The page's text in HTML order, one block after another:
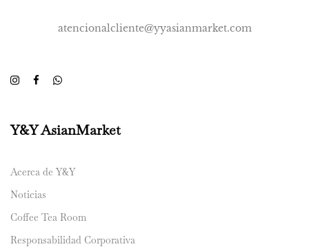
atencionalcliente@yyasianmarket.com
Y&Y AsianMarket
Acerca de Y&Y
Noticias
Coffee Tea Room
Responsabilidad Corporativa